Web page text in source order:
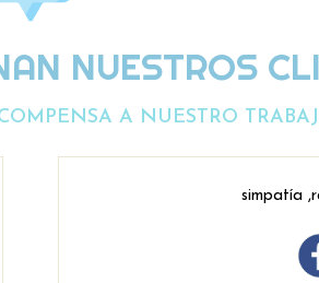
NUESTROS
A NUESTRO
simpatía